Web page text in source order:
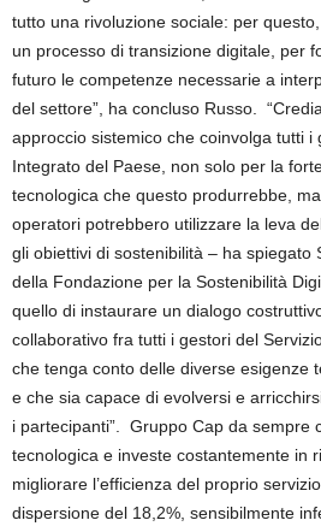
tutto una rivoluzione sociale: per
un processo di transizione digitale, per
futuro le competenze necessarie a
del settore”, ha concluso Russo.
approccio sistemico che coinvolga tutti i
Integrato del Paese, non solo per la
tecnologica che questo produrrebbe,
operatori potrebbero utilizzare la leva
gli obiettivi di sostenibilità – ha spiegato
della Fondazione per la Sostenibilità
quello di instaurare un dialogo
collaborativo fra tutti i gestori del
che tenga conto delle diverse esigenze
e che sia capace di evolversi e
i partecipanti”. Gruppo Cap da sempre
tecnologica e investe costantemente in
migliorare l’efficienza del proprio
dispersione del 18,2%, sensibilmente